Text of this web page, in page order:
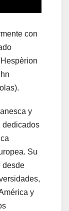
con
y
dedicados
Su
desde
y